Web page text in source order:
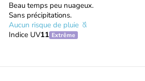
Beau temps peu nuageux.
Sans précipitations.
Aucun risque de pluie
Indice UV11 Extrême